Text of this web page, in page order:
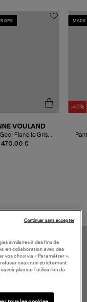
470,00 €
VOULAND
Flanelle Gris
Léopard
MADE
-40%
similaires à des fins de
en collaboration avec des
vos choix via « Paramétrer »,
refuser ceux non strictement
plus sur l’utilisation de
Continuer sans accepter